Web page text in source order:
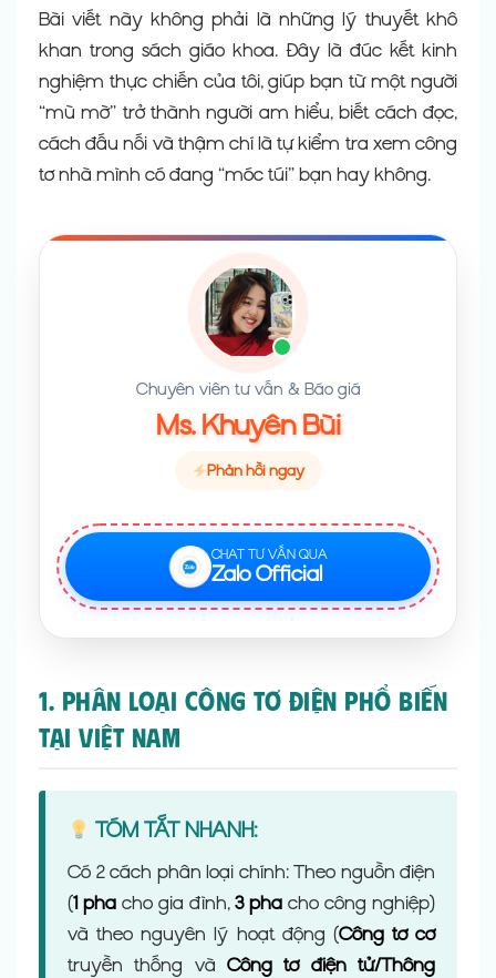
Bài viết này không phải là những lý thuyết khô
khan trong sách giáo khoa. Đây là đúc kết kinh
nghiệm thực chiến của tôi, giúp bạn từ một người
“mù mờ” trở thành người am hiểu, biết cách đọc,
cách đấu nối và thậm chí là tự kiểm tra xem công
tơ nhà mình có đang “móc túi” bạn hay không.
Chuyên viên tư vấn & Báo giá
Ms. Khuyên Bùi
Phản hồi ngay
CHAT TƯ VẤN QUA
Zalo Official
1. Phân Loại Công Tơ Điện Phổ Biến
Tại Việt Nam
TÓM TẮT NHANH:
Có 2 cách phân loại chính: Theo nguồn điện
(1 phacho gia đình,3 pha cho công nghiệp)
và theo nguyên lý hoạt động (Công tơ cơ
truyền thống và Công tơ điện tử/Thông